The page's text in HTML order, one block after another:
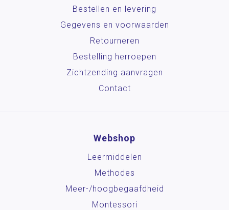
Bestellen en levering
Gegevens en voorwaarden
Retourneren
Bestelling herroepen
Zichtzending aanvragen
Contact
Webshop
Leermiddelen
Methodes
Meer-/hoog­begaafdheid
Montessori